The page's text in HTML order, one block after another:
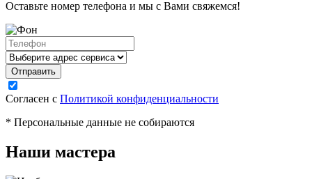
Оставьте номер телефона и мы с Вами свяжемся!
Согласен с Политикой конфиденциальности
* Персональные данные не собираются
Наши мастера